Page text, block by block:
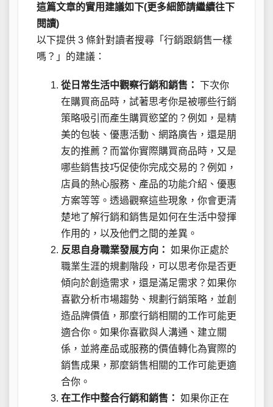
這篇文章的實用建議如下(更多細節請繼續往下
閱讀)
以下提供 3 條針對讀者搜尋「行銷跟銷售一樣
嗎？」的建議：
從日常生活中觀察行銷和銷售： 下次你
在購買商品時，試著思考你是被哪些行銷
策略吸引而產生購買慾望的？例如，是精
美的包裝、優惠活動、網路廣告，還是朋
友的推薦？而當你實際購買商品時，又是
哪些銷售技巧促使你完成交易的？例如，
店員的熱心服務、產品的功能介紹、優惠
方案等等。透過觀察這些現象，你會更清
楚地了解行銷和銷售是如何在生活中發揮
作用的，以及他們之間的差異。
反思自身職業發展方向： 如果你正處於
職業生涯的規劃階段，可以思考你是否更
傾向於創造需求，還是滿足需求？如果你
喜歡分析市場趨勢、規劃行銷策略，並創
造品牌價值，那麼行銷相關的工作可能更
適合你。如果你喜歡與人溝通、建立關
係，並將產品或服務的價值轉化為實際的
銷售成果，那麼銷售相關的工作可能更適
合你。
在工作中整合行銷和銷售： 如果你正在